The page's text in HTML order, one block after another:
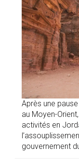
Après une
au Moyen-
activités en
gouvernement